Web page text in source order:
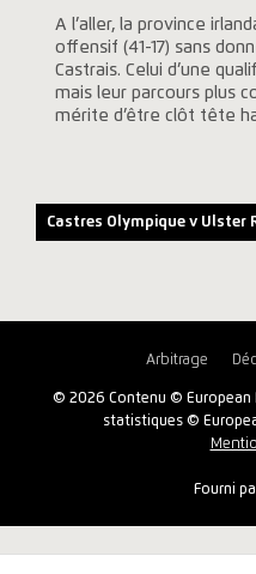
A l’aller, la province
offensif (41-17) sans
Castrais. Celui d’une
mais leur parcours plus
mérite d’être clôt tête
Castres Olympique v Ulster
Arbitrage
© 2026 Contenu © European
statistiques ©
Fourni